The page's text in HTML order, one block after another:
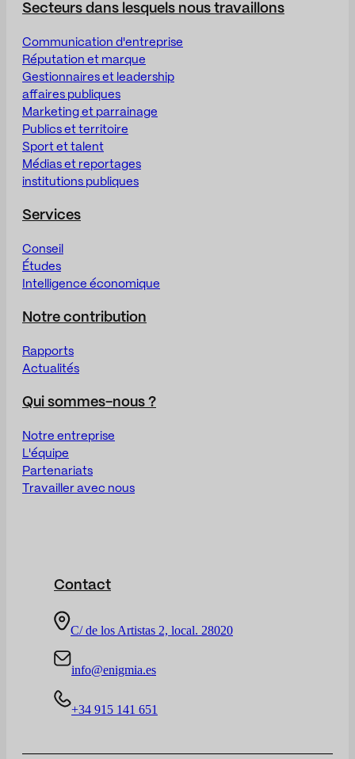
Secteurs dans lesquels nous travaillons
Communication d'entreprise
Réputation et marque
Gestionnaires et leadership
affaires publiques
Marketing et parrainage
Publics et territoire
Sport et talent
Médias et reportages
institutions publiques
Services
Conseil
Études
Intelligence économique
Notre contribution
Rapports
Actualités
Qui sommes-nous ?
Notre entreprise
L'équipe
Partenariats
Travailler avec nous
Contact
C/ de los Artistas 2, local. 28020
info@enigmia.es
+34 915 141 651